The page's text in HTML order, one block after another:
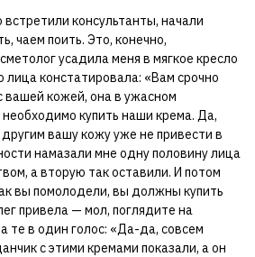
консультанты, начали
чаем поить. Это, конечно,
усадила меня в мягкое кресло
лица констатировала: «Вам срочно
вашей кожей, она в ужасном
необходимо купить наши крема. Да,
вашу кожу уже не привести в
намазали мне одну половину лица
а вторую так оставили. И потом
вы помолодели, вы должны купить
привела — мол, поглядите на
те в один голос: «Да-да, совсем
с этими кремами показали, а он